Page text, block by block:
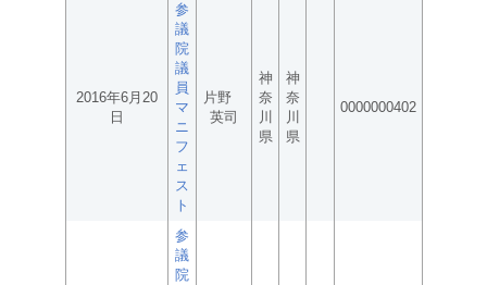
2016年6月20
日
参
議
院
議
員
マ
ニ
フ
ェ
ス
ト
片野
英司
神
奈
川
県
神
奈
川
県
0000000402
参
議
院